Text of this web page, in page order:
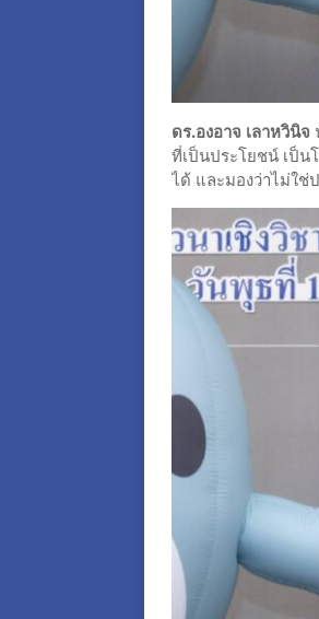
ดร.องอาจ เลาหวินิจ
ที่เป็นประโยชน์ เป็
ได้ และมองว่าไม่ใ